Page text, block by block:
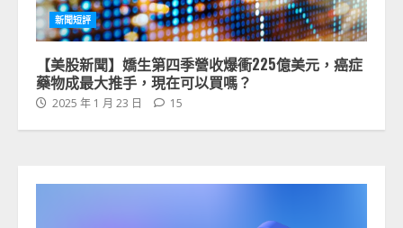
新聞短評
【美股新聞】嬌生第四季營收爆衝225億美元，癌症
藥物成最大推手，現在可以買嗎？
2025 年 1 月 23 日 15